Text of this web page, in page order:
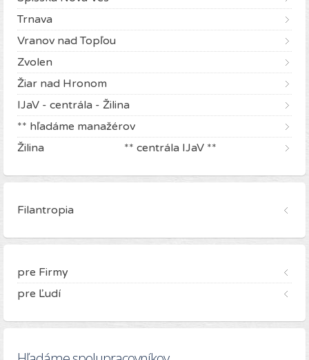
Trnava
Vranov nad Topľou
Zvolen
Žiar nad Hronom
IJaV - centrála - Žilina
** hľadáme manažérov
Žilina ** centrála IJaV **
Filantropia
pre Firmy
pre Ľudí